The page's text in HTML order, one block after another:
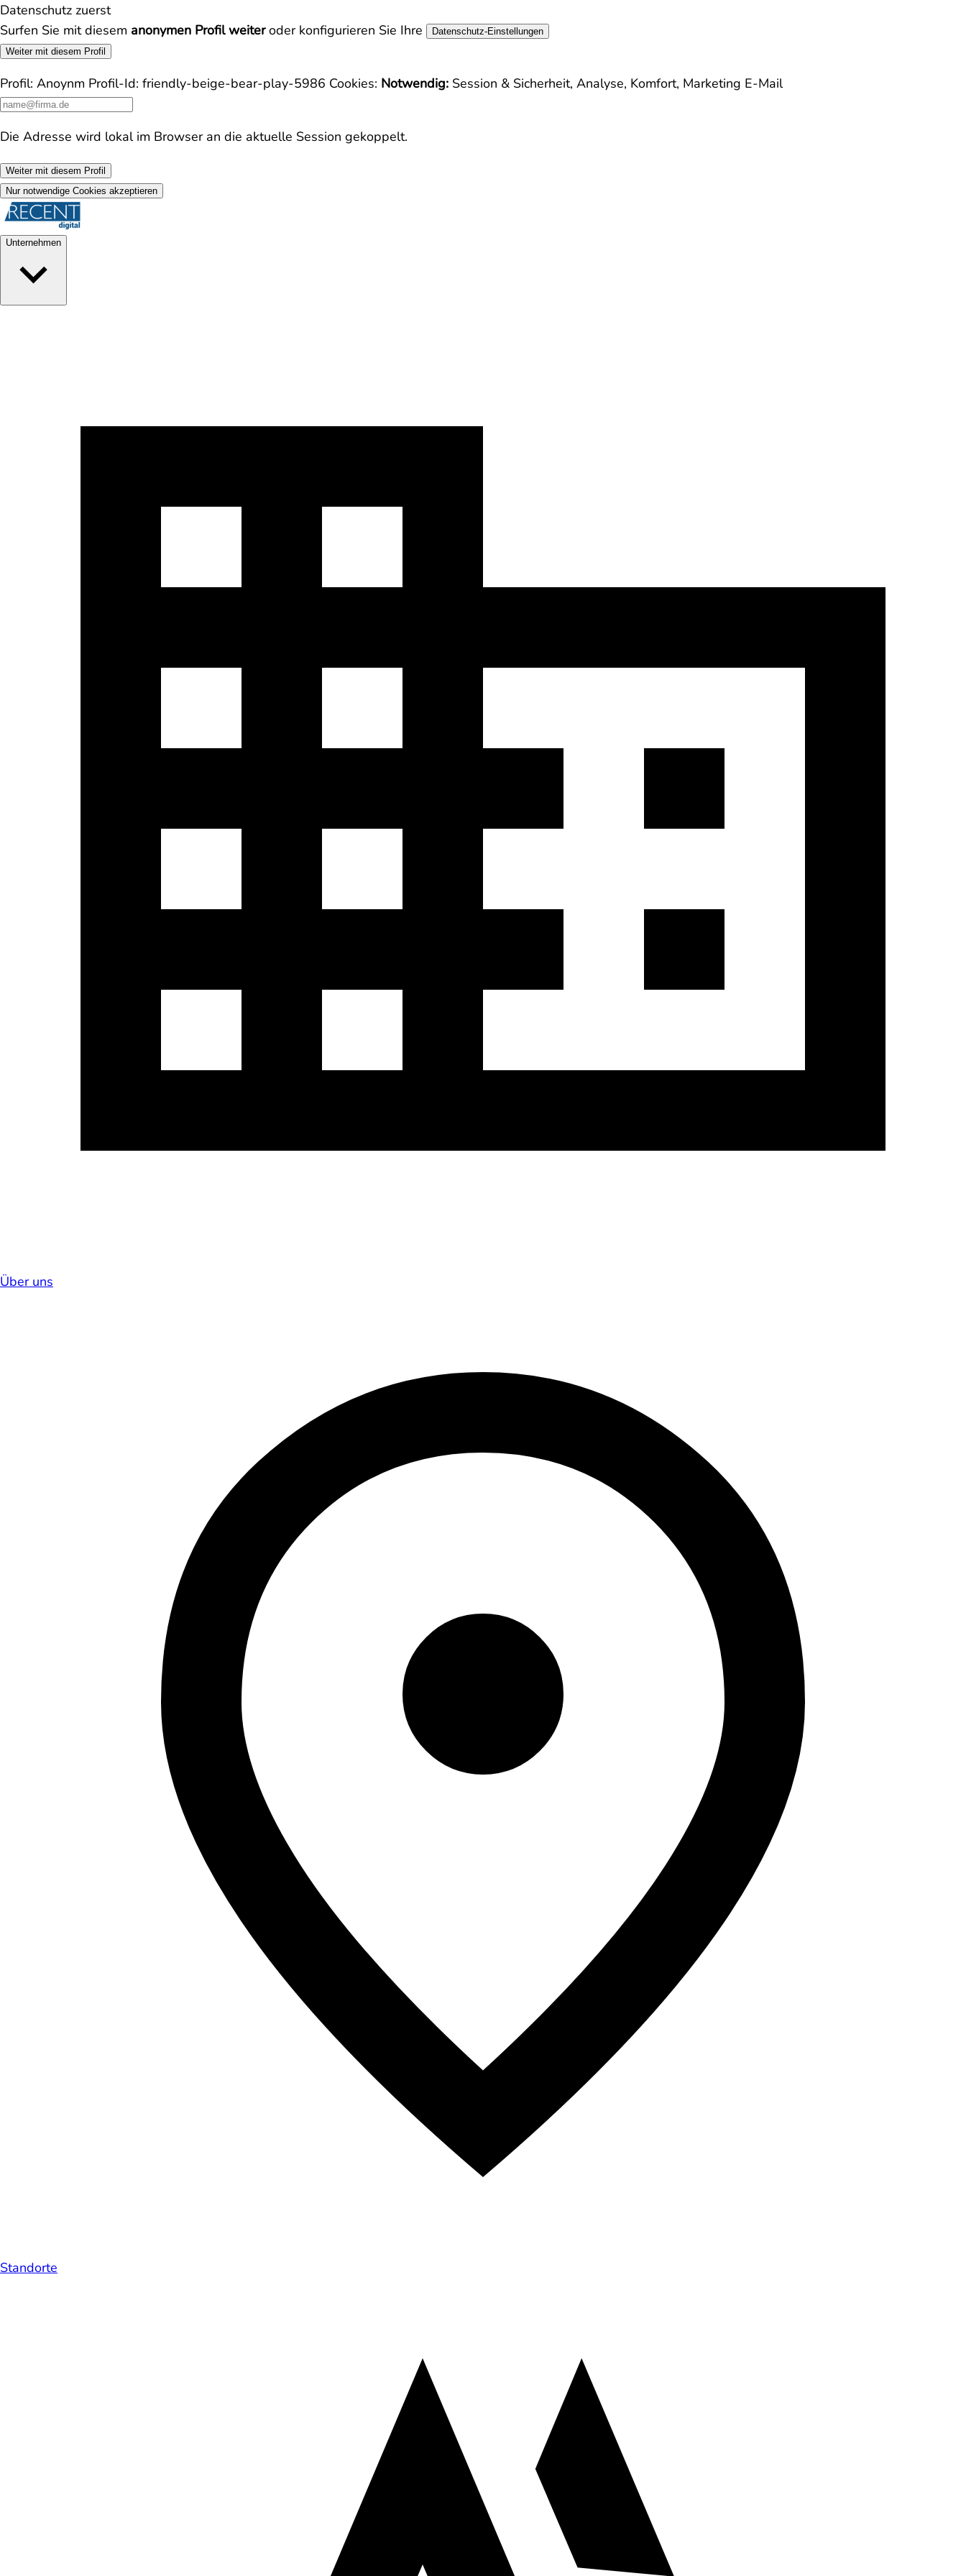
Datenschutz zuerst
Surfen Sie mit diesem anonymen Profil weiteroder konfigurieren Sie Ihre
Datenschutz-Einstellungen
Weiter mit diesem Profil
Profil: Anoynm Profil-Id: friendly-beige-bear-play-5986 Cookies: Notwendig: Session & Sicherheit, Analyse, Komfort, Marketing E-Mail
Die Adresse wird lokal im Browser an die aktuelle Session gekoppelt.
Weiter mit diesem Profil
Nur notwendige Cookies akzeptieren
Unternehmen
Über uns
Standorte